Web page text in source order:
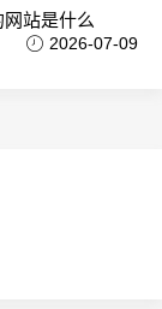
站是什么
2026-07-09